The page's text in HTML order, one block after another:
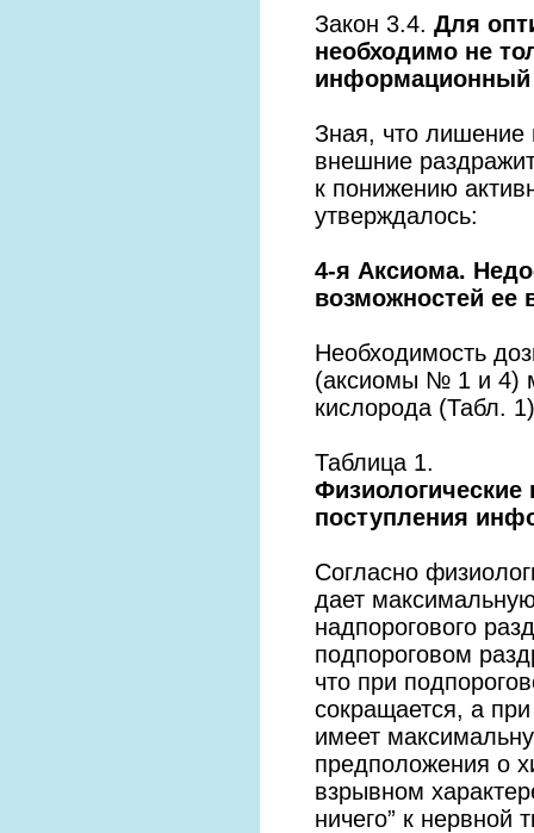
Закон 3.4. Для
необходимо не
информационный
Зная, что лишение
внешние
к понижению
утверждалось:
4-я Аксиома.
возможностей ее
Необходимость
(аксиомы № 1 и 4)
кислорода (Табл.
Таблица 1.
Физиологические
поступления
Согласно
дает
надпорогового
подпороговом
что при
сокращается, а
имеет
предположения о
взрывном
ничего” к нервной